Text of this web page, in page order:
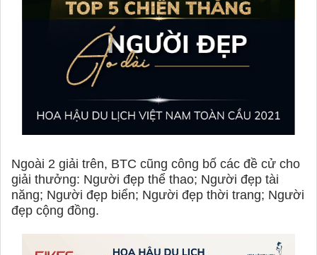
Ngoài 2 giải trên, BTC cũng công bố các đề cử cho
giải thưởng: Người đẹp thể thao; Người đẹp tài
năng; Người đẹp biển; Người đẹp thời trang; Người
đẹp cộng đồng.